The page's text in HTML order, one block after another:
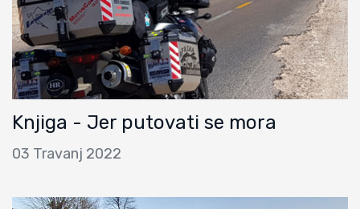
Knjiga - Jer putovati se mora
03 Travanj 2022